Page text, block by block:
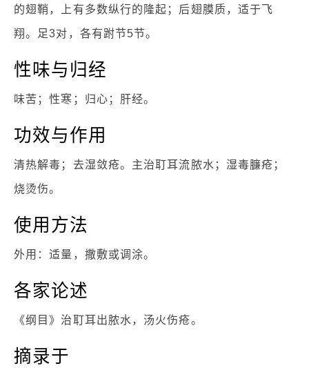
的翅鞘，上有多数纵行的隆起；后翅膜质，适于飞
翔。足3对，各有跗节5节。
性味与归经
味苦；性寒；归心；肝经。
功效与作用
清热解毒；去湿敛疮。主治耵耳流脓水；湿毒臁疮；
烧烫伤。
使用方法
外用：适量，撒敷或调涂。
各家论述
《纲目》治耵耳出脓水，汤火伤疮。
摘录于